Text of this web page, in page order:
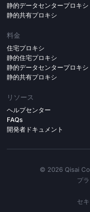
静的データセンタープロキシ
静的共有プロキシ
料金
住宅プロキシ
静的住宅プロキシ
静的データセンタープロキシ
静的共有プロキシ
リソース
ヘルプセンター
FAQs
開発者ドキュメント
©️ 2026 Qisai
プ
セ